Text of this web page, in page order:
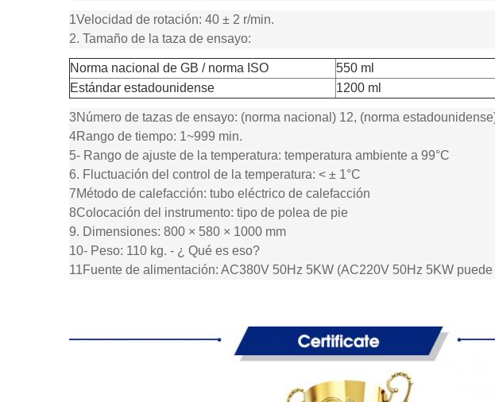
1Velocidad de rotación: 40 ± 2 r/min.
2. Tamaño de la taza de ensayo:
Norma nacional de GB / norma ISO
550 ml
Estándar estadounidense
1200 ml
3Número de tazas de ensayo: (norma nacional) 12, (norma
4Rango de tiempo: 1~999 min.
5- Rango de ajuste de la temperatura: temperatura ambiente a 99°C
6. Fluctuación del control de la temperatura: < ± 1°C
7Método de calefacción: tubo eléctrico de calefacción
8Colocación del instrumento: tipo de polea de pie
9. Dimensiones: 800 × 580 × 1000 mm
10- Peso: 110 kg. - ¿ Qué es eso?
11Fuente de alimentación: AC380V 50Hz 5KW (AC220V 50Hz 5KW